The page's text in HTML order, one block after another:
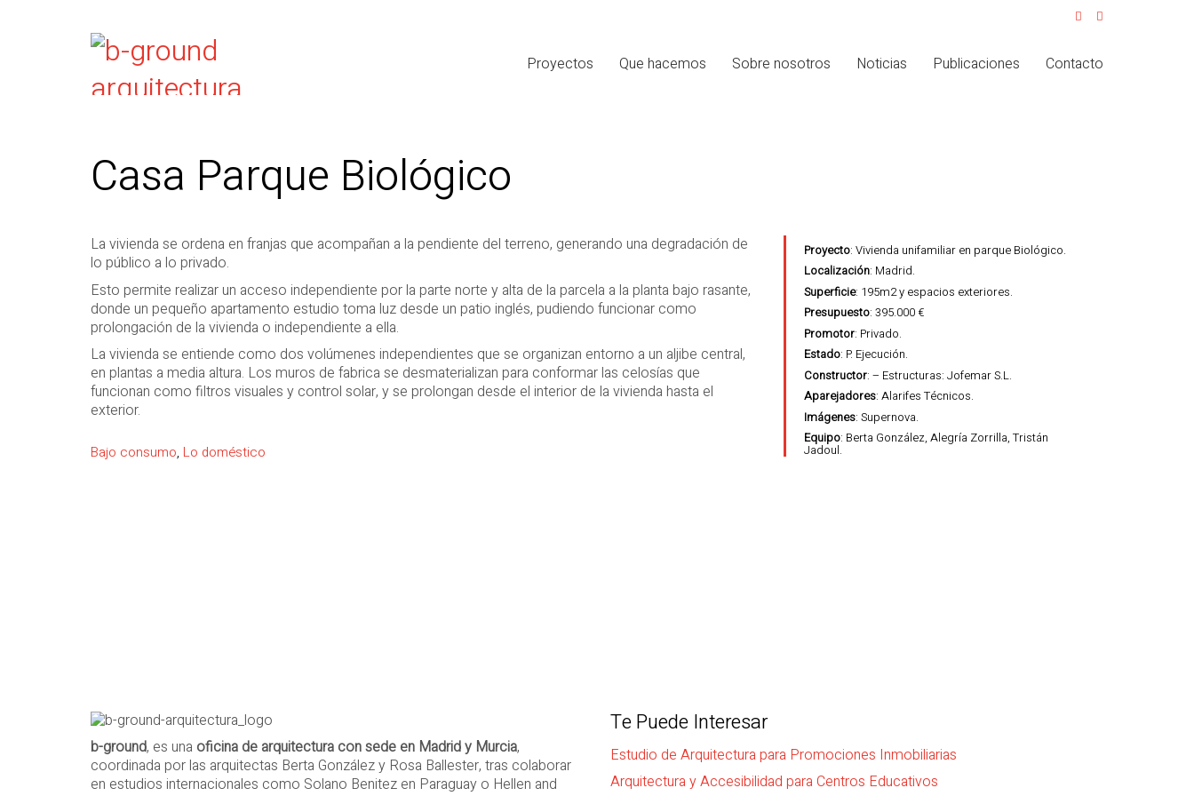
Proyectos Que hacemos Sobre nosotros Noticias Publicaciones Contacto
Casa Parque Biológico
La vivienda se ordena en franjas que acompañan a la pendiente del terreno, generando una degradación de
lo público a lo privado.
Esto permite realizar un acceso independiente por la parte norte y alta de la parcela a la planta bajo rasante,
donde un pequeño apartamento estudio toma luz desde un patio inglés, pudiendo funcionar como
prolongación de la vivienda o independiente a ella.
La vivienda se entiende como dos volúmenes independientes que se organizan entorno a un aljibe central,
en plantas a media altura. Los muros de fabrica se desmaterializan para conformar las celosías que
funcionan como filtros visuales y control solar, y se prolongan desde el interior de la vivienda hasta el
exterior.
Bajo consumo, Lo doméstico
Proyecto: Vivienda unifamiliar en parque Biológico.
Localización: Madrid.
Superficie: 195m2 y espacios exteriores.
Presupuesto: 395.000 €
Promotor: Privado.
Estado: P. Ejecución.
Constructor: – Estructuras: Jofemar S.L.
Aparejadores: Alarifes Técnicos.
Imágenes: Supernova.
Equipo: Berta González, Alegría Zorrilla, Tristán
Jadoul.
b-ground, es una oficina de arquitectura con sede en Madrid y Murcia,
coordinada por las arquitectas Berta González y Rosa Ballester, tras colaborar
en estudios internacionales como Solano Benitez en Paraguay o Hellen and
Te Puede Interesar
Estudio de Arquitectura para Promociones Inmobiliarias
Arquitectura y Accesibilidad para Centros Educativos